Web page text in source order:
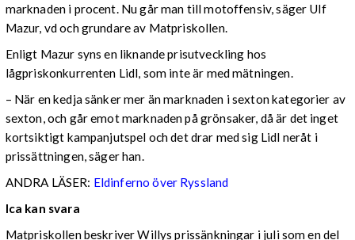
marknaden i procent. Nu går man till motoffensiv, säger Ulf
Mazur, vd och grundare av Matpriskollen.
Enligt Mazur syns en liknande prisutveckling hos
lågpriskonkurrenten Lidl, som inte är med mätningen.
– När en kedja sänker mer än marknaden i sexton kategorier av
sexton, och går emot marknaden på grönsaker, då är det inget
kortsiktigt kampanjutspel och det drar med sig Lidl neråt i
prissättningen, säger han.
ANDRA LÄSER: Eldinferno över Ryssland
Ica kan svara
Matpriskollen beskriver Willys prissänkningar i juli som en del